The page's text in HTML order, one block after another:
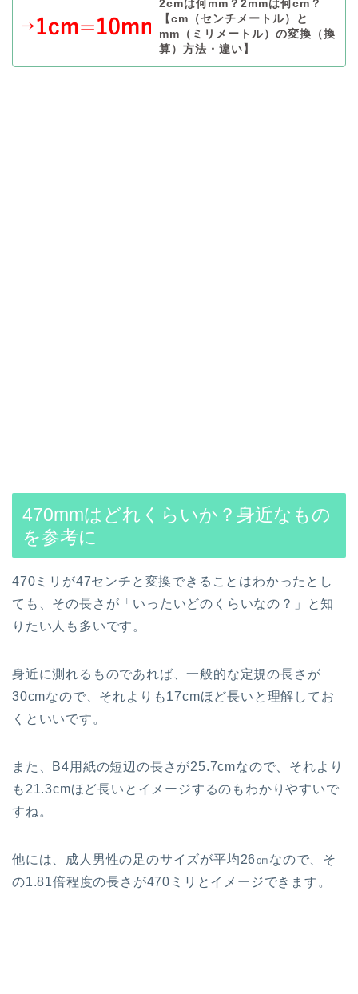
2cmは何mm？2mmは何cm？
【cm（センチメートル）と
mm（ミリメートル）の変換（換
算）方法・違い】
470mmはどれくらいか？身近なもの
を参考に
470ミリが47センチと変換できることはわかったとし
ても、その長さが「いったいどのくらいなの？」と知
りたい人も多いです。
身近に測れるものであれば、一般的な定規の長さが
30cmなので、それよりも17cmほど長いと理解してお
くといいです。
また、B4用紙の短辺の長さが25.7cmなので、それより
も21.3cmほど長いとイメージするのもわかりやすいで
すね。
他には、成人男性の足のサイズが平均26㎝なので、そ
の1.81倍程度の長さが470ミリとイメージできます。